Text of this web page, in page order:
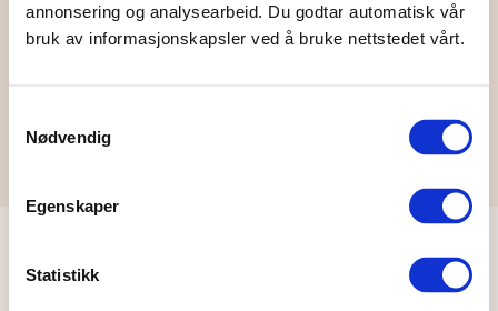
annonsering og analysearbeid. Du godtar automatisk vår
bruk av informasjonskapsler ved å bruke nettstedet vårt.
Nødvendig
Egenskaper
Statistikk
Facebook